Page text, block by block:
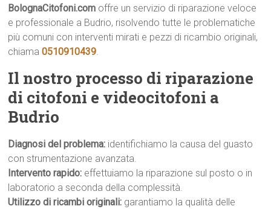
BolognaCitofoni.com offre un servizio di riparazione veloce
e professionale a Budrio, risolvendo tutte le problematiche
più comuni con interventi mirati e pezzi di ricambio originali,
chiama0510910439.
Il nostro processo di riparazione
di citofoni e videocitofoni a
Budrio
Diagnosi del problema: identifichiamo la causa del guasto
con strumentazione avanzata.
Intervento rapido: effettuiamo la riparazione sul posto o in
laboratorio a seconda della complessità.
Utilizzo di ricambi originali: garantiamo la qualità delle